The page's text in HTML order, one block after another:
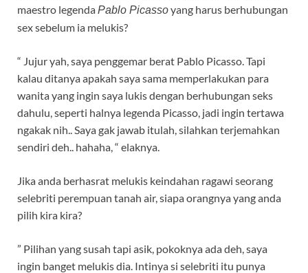
maestro legendaPablo Picassoyang harus berhubungan
sex sebelum ia melukis?
“ Jujur yah, saya penggemar berat Pablo Picasso. Tapi
kalau ditanya apakah saya sama memperlakukan para
wanita yang ingin saya lukis dengan berhubungan seks
dahulu, seperti halnya legenda Picasso, jadi ingin tertawa
ngakak nih.. Saya gak jawab itulah, silahkan terjemahkan
sendiri deh.. hahaha, “ elaknya.
Jika anda berhasrat melukis keindahan ragawi seorang
selebriti perempuan tanah air, siapa orangnya yang anda
pilih kira kira?
” Pilihan yang susah tapi asik, pokoknya ada deh, saya
ingin banget melukis dia. Intinya si selebriti itu punya